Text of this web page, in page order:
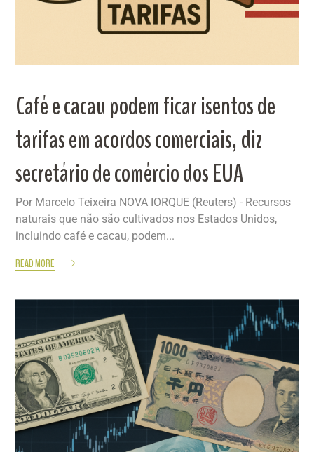
Café e cacau podem ficar isentos de
tarifas em acordos comerciais, diz
secretário de comércio dos EUA
Por Marcelo Teixeira NOVA IORQUE (Reuters) - Recursos
naturais que não são cultivados nos Estados Unidos,
incluindo café e cacau, podem...
READ MORE